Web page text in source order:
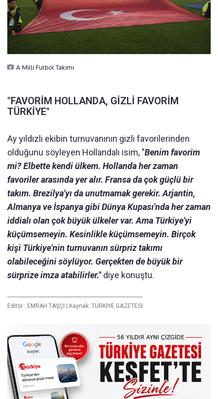
A Milli Futbol Takımı
"FAVORİM HOLLANDA, GİZLİ FAVORİM
TÜRKİYE"
Ay yıldızlı ekibin turnuvanının gizli favorilerinden
olduğunu söyleyen Hollandalı isim, "Benim favorim
mi? Elbette kendi ülkem. Hollanda her zaman
favoriler arasında yer alır. Fransa da çok güçlü bir
takım. Brezilya'yı da unutmamak gerekir. Arjantin,
Almanya ve İspanya gibi Dünya Kupası'nda her zaman
iddialı olan çok büyük ülkeler var. Ama Türkiye'yi
küçümsemeyin. Kesinlikle küçümsemeyin. Birçok
kişi Türkiye'nin turnuvanın sürpriz takımı
olabileceğini söylüyor. Gerçekten de büyük bir
sürprize imza atabilirler."diye konuştu.
Editör : EMRAH TAŞÇI | Kaynak: TÜRKİYE GAZETESİ